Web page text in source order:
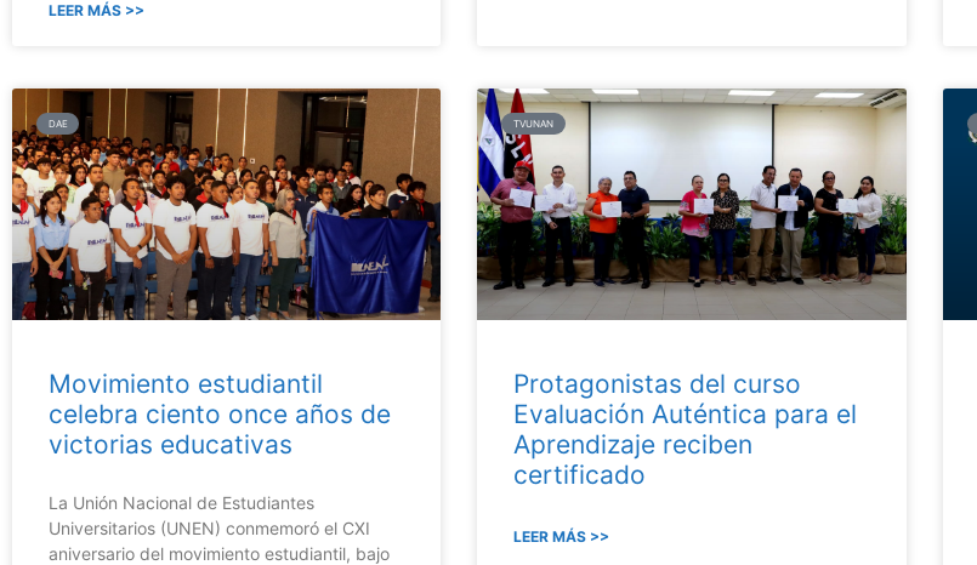
LEER MÁS >>
DAE
Movimiento estudiantil
celebra ciento once años de
victorias educativas
La Unión Nacional de Estudiantes
Universitarios (UNEN) conmemoró el CXI
aniversario del movimiento estudiantil, bajo
TVUNAN
Protagonistas del curso
Evaluación Auténtica para el
Aprendizaje reciben
certificado
LEER MÁS >>